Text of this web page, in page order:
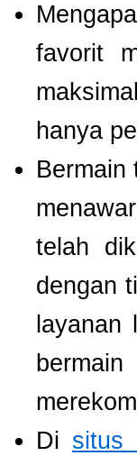
favorit
hanya
Bermain
telah
dengan
Di situs